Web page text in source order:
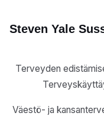
Steven Yale
Terveyden
Väestö- ja